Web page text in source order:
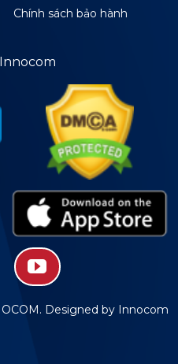
Chính sách bảo hành
Designed by Innocom